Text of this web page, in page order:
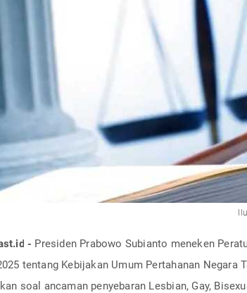
- Presiden Prabowo Subianto meneken
tentang Kebijakan Umum Pertahanan Negara
soal ancaman penyebaran Lesbian, Gay,